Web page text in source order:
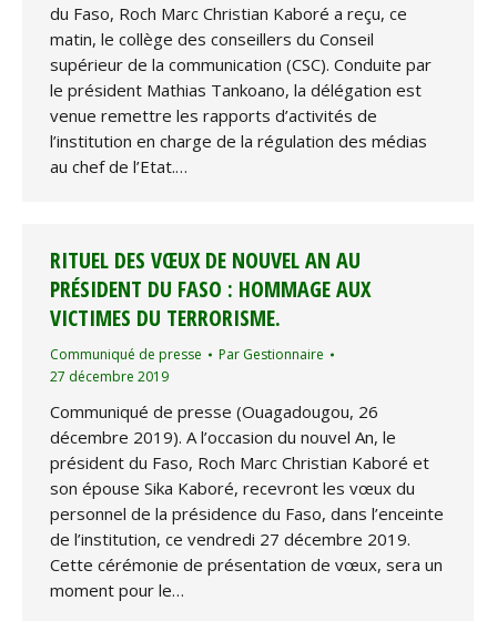
du Faso, Roch Marc Christian Kaboré a reçu, ce
matin, le collège des conseillers du Conseil
supérieur de la communication (CSC). Conduite par
le président Mathias Tankoano, la délégation est
venue remettre les rapports d’activités de
l’institution en charge de la régulation des médias
au chef de l’Etat.…
RITUEL DES VŒUX DE NOUVEL AN AU
PRÉSIDENT DU FASO : HOMMAGE AUX
VICTIMES DU TERRORISME.
Communiqué de presse Par Gestionnaire
27 décembre 2019
Communiqué de presse (Ouagadougou, 26
décembre 2019). A l’occasion du nouvel An, le
président du Faso, Roch Marc Christian Kaboré et
son épouse Sika Kaboré, recevront les vœux du
personnel de la présidence du Faso, dans l’enceinte
de l’institution, ce vendredi 27 décembre 2019.
Cette cérémonie de présentation de vœux, sera un
moment pour le…